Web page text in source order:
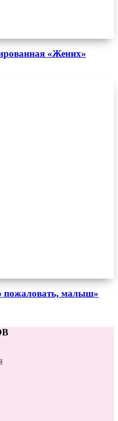
«Жених»
пожаловать, малыш»